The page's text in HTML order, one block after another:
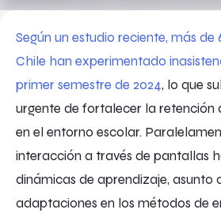
Según un estudio reciente, más de
Chile han experimentado
primer semestre de 2024, lo que
urgente de fortalecer la retención
en el entorno escolar.
interacción a través de pantallas
dinámicas de aprendizaje, asunto
adaptaciones en los métodos de